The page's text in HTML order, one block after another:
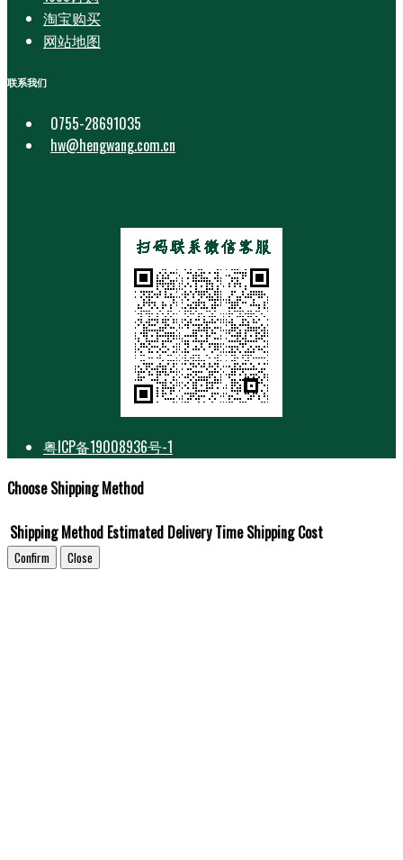
淘宝购买
网站地图
联系我们
0755-28691035
hw@hengwang.com.cn
粤ICP备19008936号-1
Choose Shipping Method
Shipping Method Estimated Delivery Time Shipping Cost
Confirm Close